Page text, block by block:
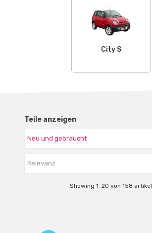
City S
Teile anzeigen
Relevanz
Showing 1-20 von 158 artikel